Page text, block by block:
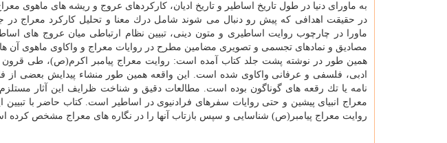
به ماورای دنیا در طول تاریخ اساطیر و تاریخ ادیان، كاركردهای عروج و ریشه های ماهوی
در حقیقت اهدافی كه پیش رو دنبال می شوند شامل درك معنا و تحلیل كاركرد معراج در
ماورا در چارچوب روایت اساطیری و متون دینی، تبیین نظام ارتباطی میان عروج های
مصادیق و نمادهای تجسمی و تصویری مضامین مطرح در روایات معراج و واكاوی ماهوی آن
همین طور در نوشته پشت جلد كتاب آمده است: روایت معراج پیامبر اكرم(ص)، طی قرون
ادبی، فلسفی و عرفانی واكاوی شده است. این واقعه همین طور منشاء پیدایش بعضی از
نامه یا تك رقعه های گوناگون بوده است. مطالعات دقیق و شناخت ظرایف این آثار
معراج انبیای پیشین و حتی روایات سفرهای فرادنیوی در اساطیر است. كتاب حاضر با تبیین
روایت معراج پیامبر(ص) شناسایی و سپس بازتاب آنها را در نگاره های معراج مشخص كرده